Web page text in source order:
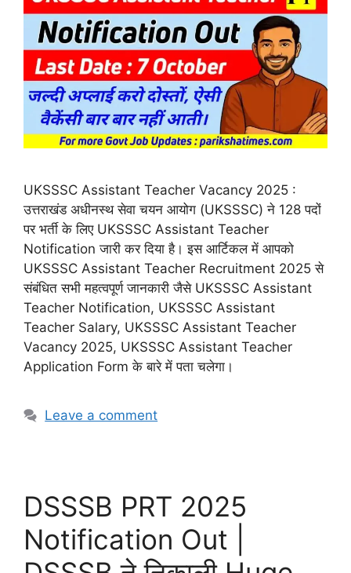
UKSSSC Assistant Teacher Vacancy 2025 :
उत्तराखंड अधीनस्थ सेवा चयन आयोग (UKSSSC) ने 128 पदों
पर भर्ती के लिए UKSSSC Assistant Teacher
Notification जारी कर दिया है। इस आर्टिकल में आपको
UKSSSC Assistant Teacher Recruitment 2025 से
संबंधित सभी महत्वपूर्ण जानकारी जैसे UKSSSC Assistant
Teacher Notification, UKSSSC Assistant
Teacher Salary, UKSSSC Assistant Teacher
Vacancy 2025, UKSSSC Assistant Teacher
Application Form के बारे में पता चलेगा।
Leave a comment
DSSSB PRT 2025
Notification Out |